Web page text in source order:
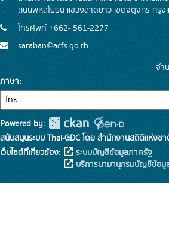
ถนนพหลโยธิน แขวงลาดยาว เขตจตุจักร กรุ
โทรศัพท์ +662- 561-2277
saraban@acfs.go.th
จำ
ภาษา
Powered by:
สนับสนุนระบบ Thai-GDC โดย สำนักงานสถิติแห่งช
เว็บไซต์ที่เกี่ยวข้อง:
ระบบบัญชีข้อมูลภาครัฐ
บริการนามานุกรมบัญชีข้อมู